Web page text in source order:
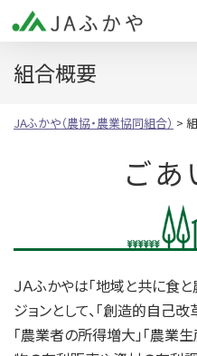
組合概要
JAふかや（農協・農業協同組合） >
ごあ
ＪＡふかやは「地域と共に食
ジョンとして、「創造的自己
「農業者の所得増大」「農業